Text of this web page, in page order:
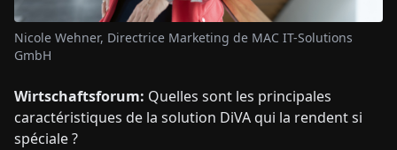
Nicole Wehner, Directrice Marketing de MAC IT-Solutions
GmbH
Wirtschaftsforum: Quelles sont les principales
caractéristiques de la solution DiVA qui la rendent si
spéciale ?